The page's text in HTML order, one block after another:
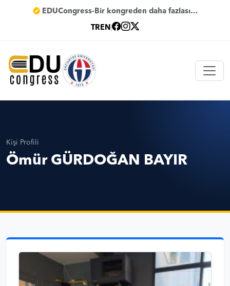
EDUCongress-Bir kongreden daha fazlası…
TREN
Kişi Profili
Ömür GÜRDOĞAN BAYIR